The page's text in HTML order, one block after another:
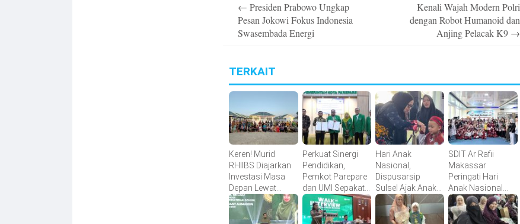
navigation
← Presiden Prabowo Ungkap
Pesan Jokowi Fokus Indonesia
Swasembada Energi
Kenali Wajah Modern Polri
dengan Robot Humanoid dan
Anjing Pelacak K9 →
TERKAIT
Keren! Murid
RHIIBS Diajarkan
Investasi Masa
Depan Lewat
Gerakan Tanam
Tiga Pohon per
Orang
Perkuat Sinergi
Pendidikan,
Pemkot Parepare
dan UMI Sepakati
Perpanjangan
Kerja Sama Tri
Dharma
Hari Anak
Nasional,
Dispusarsip
Sulsel Ajak Anak
Gemar Membaca
melalui Literasi
Interaktif
SDIT Ar Rafii
Makassar
Peringati Hari
Anak Nasional
dengan Outing
Class di
Perpustakaan